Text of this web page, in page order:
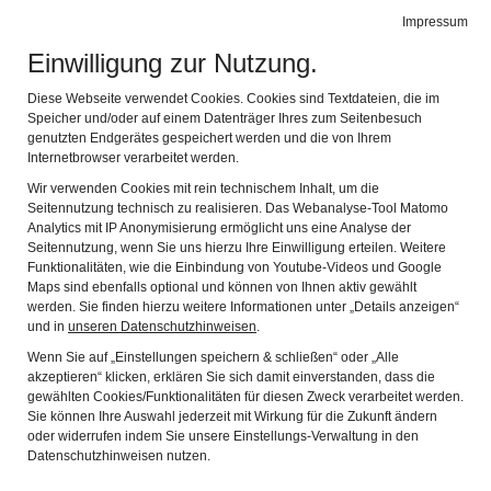
Impressum
Einwilligung zur Nutzung.
Diese Webseite verwendet Cookies. Cookies sind Textdateien, die im
Speicher und/oder auf einem Datenträger Ihres zum Seitenbesuch
genutzten Endgerätes gespeichert werden und die von Ihrem
Internetbrowser verarbeitet werden.
Wir verwenden Cookies mit rein technischem Inhalt, um die
Seitennutzung technisch zu realisieren. Das Webanalyse-Tool Matomo
Analytics mit IP Anonymisierung ermöglicht uns eine Analyse der
Seitennutzung, wenn Sie uns hierzu Ihre Einwilligung erteilen. Weitere
Funktionalitäten, wie die Einbindung von Youtube-Videos und Google
Maps sind ebenfalls optional und können von Ihnen aktiv gewählt
werden. Sie finden hierzu weitere Informationen unter „Details anzeigen“
und in unseren Datenschutzhinweisen.
Wenn Sie auf „Einstellungen speichern & schließen“ oder „Alle
akzeptieren“ klicken, erklären Sie sich damit einverstanden, dass die
gewählten Cookies/Funktionalitäten für diesen Zweck verarbeitet werden.
Sie können Ihre Auswahl jederzeit mit Wirkung für die Zukunft ändern
oder widerrufen indem Sie unsere Einstellungs-Verwaltung in den
Datenschutzhinweisen nutzen.
Gebärdensprache
Fränkisches Freilandmuseum Fladungen
Zurück